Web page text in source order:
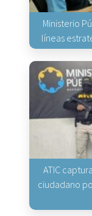
Ministerio
líneas
ATIC
ciudadano